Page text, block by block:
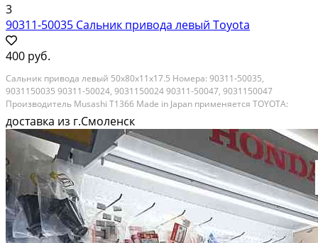
3
90311-50035 Сальник привода левый Toyota
400 руб.
Сальник привода левый 50х80х11x17.5 Номера: 90311-50035,
9031150035 90311-50024, 9031150024 90311-50047, 9031150047
Производитель Musashi T1366 Made in Japan применяется TOYOTA:
AVENSIS CAMRY/VISTA/AURION COROLLA COROLLA ALTIS COROLLA MATRIX
PREVIA/TARAGO RAV4 VANGUARD SCION TC SCION XB SOLARA...
доставка из г.Смоленск